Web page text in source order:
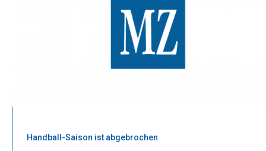
Handball-Saison ist abgebrochen